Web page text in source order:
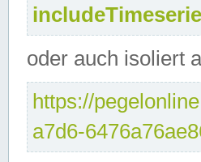
oder auch isoliert
https://
a7d6-